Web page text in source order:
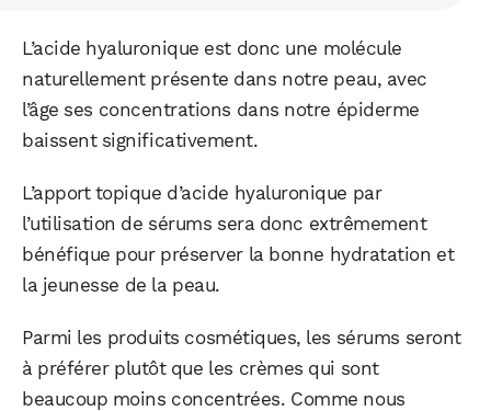
L’acide hyaluronique est donc une molécule
naturellement présente dans notre peau, avec
l’âge ses concentrations dans notre épiderme
baissent significativement.
L’apport topique d’acide hyaluronique par
l’utilisation de sérums sera donc extrêmement
bénéfique pour préserver la bonne hydratation et
la jeunesse de la peau.
Parmi les produits cosmétiques, les sérums seront
à préférer plutôt que les crèmes qui sont
beaucoup moins concentrées. Comme nous